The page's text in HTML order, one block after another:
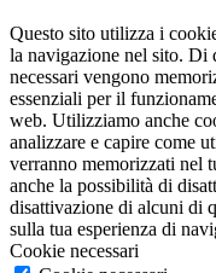
Questo sito utilizza i
la navigazione nel sito. Di
necessari vengono
essenziali per il
web. Utilizziamo anche
analizzare e capire come
verranno memorizzati nel
anche la possibilità di
disattivazione di alcuni di
sulla tua esperienza di
Cookie necessari